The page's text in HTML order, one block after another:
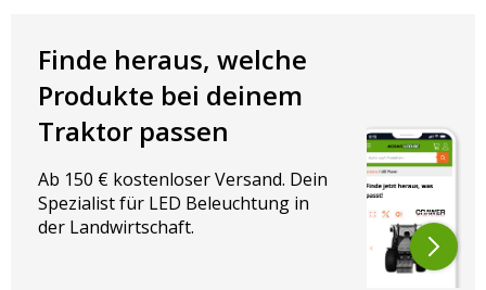
Finde heraus, welche
Produkte bei deinem
Traktor passen
Ab 150 € kostenloser Versand. Dein
Spezialist für LED Beleuchtung in
der Landwirtschaft.